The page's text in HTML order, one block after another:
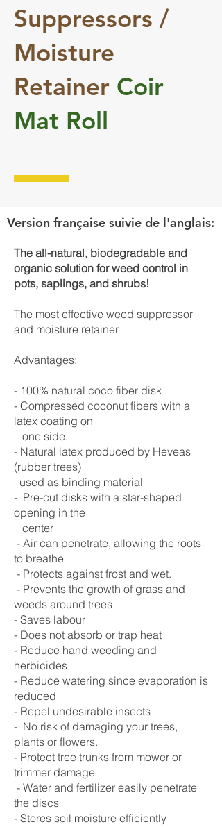
Suppressors /
Moisture
Retainer Coir
Mat Roll
Version française suivie de l'anglais:
The all-natural, biodegradable and
organic solution for weed control in
pots, saplings, and shrubs!
The most effective weed suppressor
and moisture retainer
Advantages:
- 100% natural coco fiber disk
- Compressed coconut fibers with a
latex coating on
one side.
- Natural latex produced by Heveas
(rubber trees)
used as binding material
- Pre-cut disks with a star-shaped
opening in the
center
- Air can penetrate, allowing the roots
to breathe
- Protects against frost and wet.
- Prevents the growth of grass and
weeds around trees
- Saves labour
- Does not absorb or trap heat
- Reduce hand weeding and
herbicides
- Reduce watering since evaporation is
reduced
- Repel undesirable insects
- No risk of damaging your trees,
plants or flowers.
- Protect tree trunks from mower or
trimmer damage
- Water and fertilizer easily penetrate
the discs
- Stores soil moisture efficiently